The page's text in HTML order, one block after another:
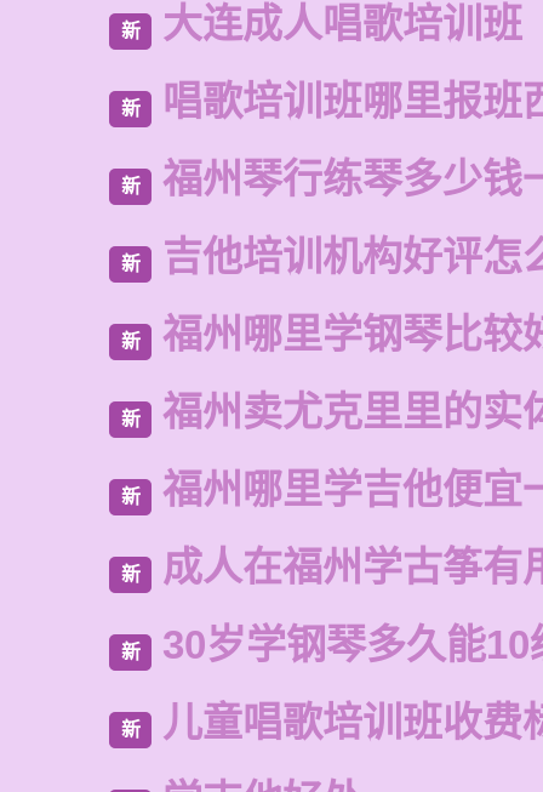
新 大连成人唱歌培训班
新 唱歌培训班哪里报班
新 福州琴行练琴多少钱
新 吉他培训机构好评怎
新 福州哪里学钢琴比较
新 福州卖尤克里里的实
新 福州哪里学吉他便宜
新 成人在福州学古筝有
新 30岁学钢琴多久能10
新 儿童唱歌培训班收费